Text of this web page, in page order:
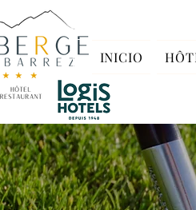
INICIO